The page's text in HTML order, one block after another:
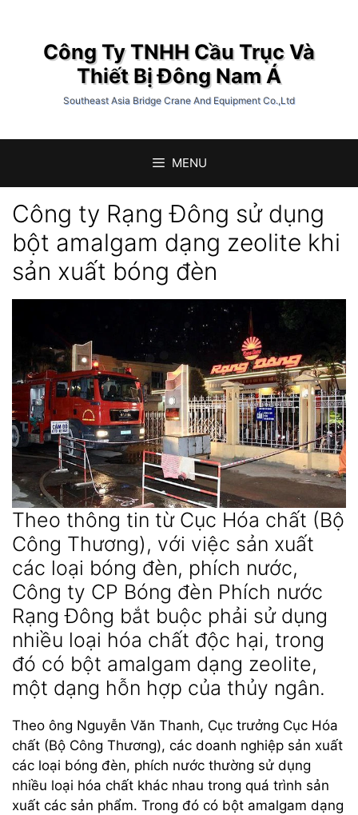
Công Ty TNHH Cầu Trục Và
Thiết Bị Đông Nam Á
Southeast Asia Bridge Crane And Equipment Co.,Ltd
MENU
Công ty Rạng Đông sử dụng
bột amalgam dạng zeolite khi
sản xuất bóng đèn
Theo thông tin từ Cục Hóa chất (Bộ
Công Thương), với việc sản xuất
các loại bóng đèn, phích nước,
Công ty CP Bóng đèn Phích nước
Rạng Đông bắt buộc phải sử dụng
nhiều loại hóa chất độc hại, trong
đó có bột amalgam dạng zeolite,
một dạng hỗn hợp của thủy ngân.
Theo ông Nguyễn Văn Thanh, Cục trưởng Cục Hóa
chất (Bộ Công Thương), các doanh nghiệp sản xuất
các loại bóng đèn, phích nước thường sử dụng
nhiều loại hóa chất khác nhau trong quá trình sản
xuất các sản phẩm. Trong đó có bột amalgam dạng